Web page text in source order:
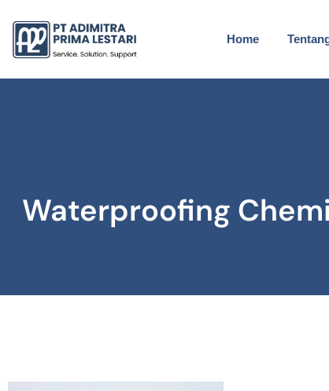
Home
Waterproofing